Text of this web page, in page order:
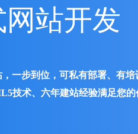
站开发
一步到位，可私有部署、有
技术、六年建站经验满足您的